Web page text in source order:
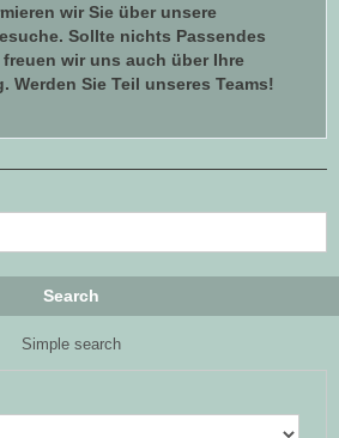
wir Sie über unsere
Sollte nichts Passendes
wir uns auch über Ihre
Werden Sie Teil unseres Teams!
Search
Simple search